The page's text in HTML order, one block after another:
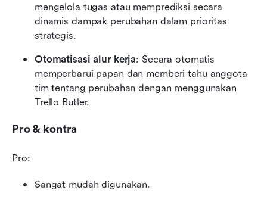
mengelola tugas atau memprediksi secara
dinamis dampak perubahan dalam prioritas
strategis.
Otomatisasi alur kerja: Secara otomatis
memperbarui papan dan memberi tahu anggota
tim tentang perubahan dengan menggunakan
Trello Butler.
Pro & kontra
Pro:
Sangat mudah digunakan.